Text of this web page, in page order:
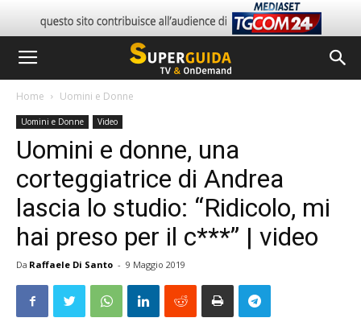
Home Uomini e Donne
Uomini e Donne Video
Uomini e donne, una
corteggiatrice di Andrea
lascia lo studio: “Ridicolo, mi
hai preso per il c***” | video
Da Raffaele Di Santo - 9 Maggio 2019